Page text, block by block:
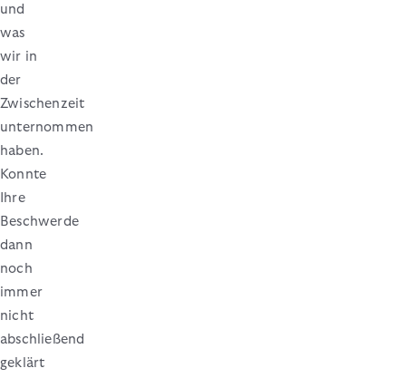
und
was
wir in
der
Zwischenzeit
unternommen
haben.
Konnte
Ihre
Beschwerde
dann
noch
immer
nicht
abschließend
geklärt